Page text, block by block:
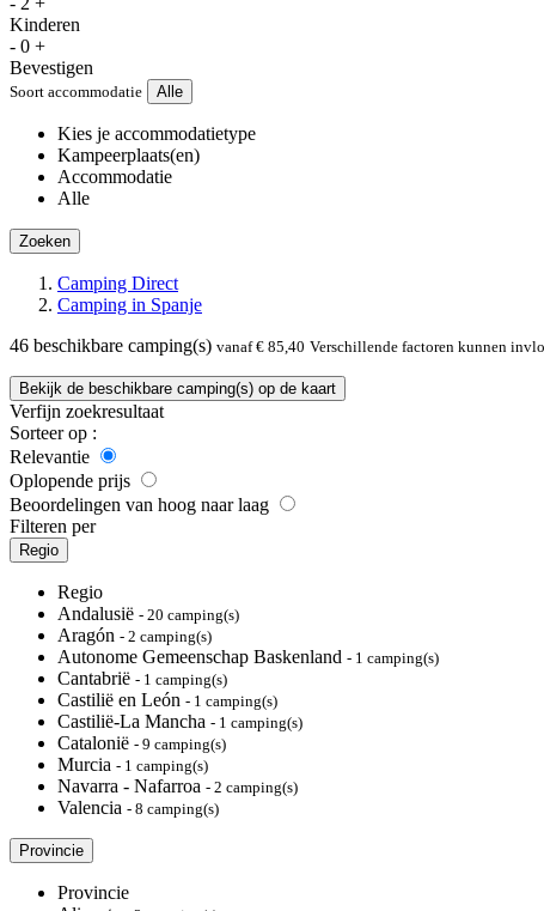
Kinderen
- 0 +
Bevestigen
Soort accommodatie Alle
Kies je accommodatietype
Kampeerplaats(en)
Accommodatie
Alle
Zoeken
Camping Direct
Camping in Spanje
46 beschikbare camping(s) vanaf € 85,40 Verschillende factoren kunnen
Bekijk de beschikbare camping(s) op de kaart
Verfijn zoekresultaat
Sorteer op :
Relevantie
Oplopende prijs
Beoordelingen van hoog naar laag
Filteren per
Regio
Regio
Andalusië - 20 camping(s)
Aragón - 2 camping(s)
Autonome Gemeenschap Baskenland - 1 camping(s)
Cantabrië - 1 camping(s)
Castilië en León - 1 camping(s)
Castilië-La Mancha - 1 camping(s)
Catalonië - 9 camping(s)
Murcia - 1 camping(s)
Navarra - Nafarroa - 2 camping(s)
Valencia - 8 camping(s)
Provincie
Provincie